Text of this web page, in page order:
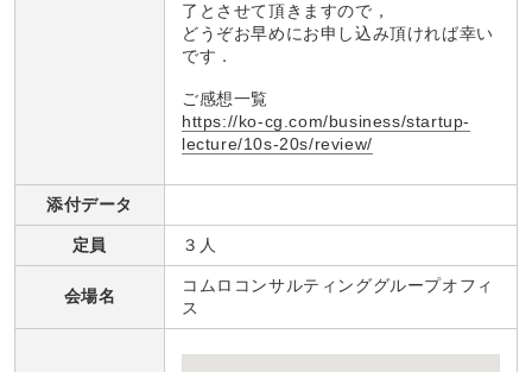
了とさせて頂きますので，
どうぞお早めにお申し込み頂ければ幸い
です．
ご感想一覧
https://ko-cg.com/business/startup-
lecture/10s-20s/review/
添付データ
定員 ３人
会場名
コムロコンサルティンググループオフィ
ス